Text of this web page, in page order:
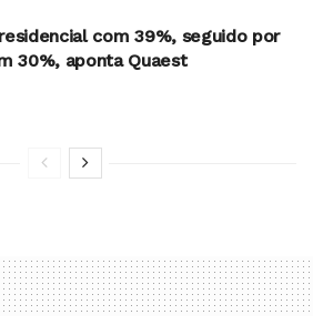
com 39%, seguido por
30%, aponta Quaest